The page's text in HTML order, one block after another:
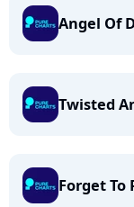
Angel Of
Twisted
Forget To